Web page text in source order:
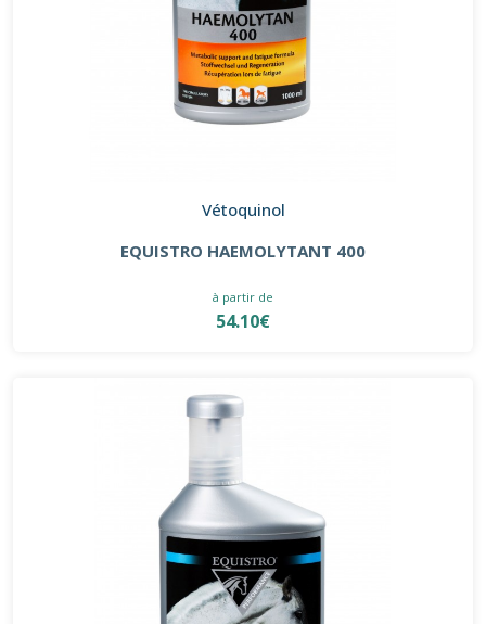
Vétoquinol
EQUISTRO HAEMOLYTANT 400
à partir de
54.10€